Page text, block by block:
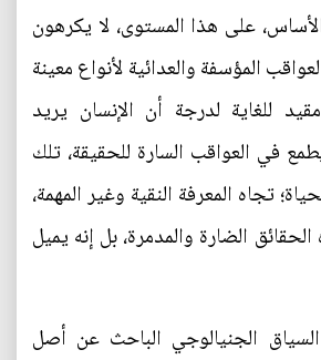
على هذا المستوى، لا يكرهون
المؤسفة والعدائية لأنواع معينة
للغاية لدرجة أن الإنسان يريد
في العواقب السارة للحقيقة، تلك
تجاه المعرفة النقية وغير المهمة،
الضارة والمدمرة، بل إنه يميل
الجنيالوجي الباحث عن أصل